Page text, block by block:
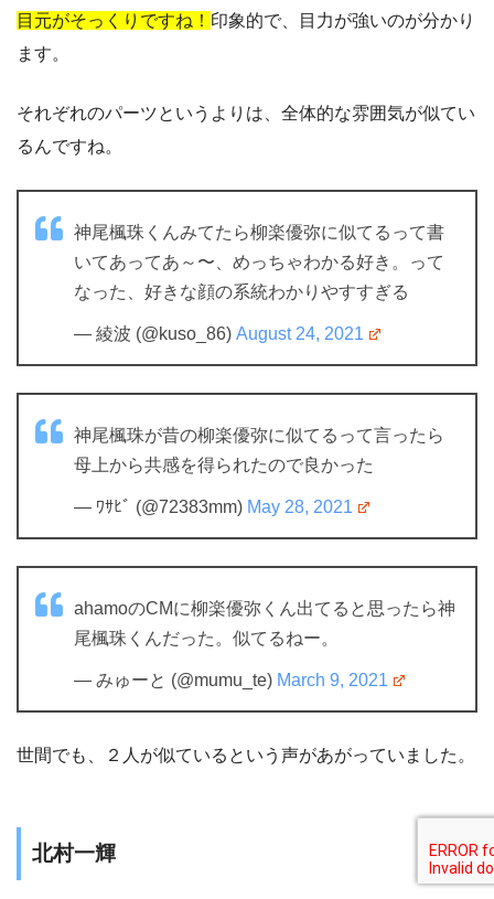
目元がそっくりですね！ 印象的で、目力が強いのが分かり
ます。
それぞれのパーツというよりは、全体的な雰囲気が似てい
るんですね。
神尾楓珠くんみてたら柳楽優弥に似てるって書
いてあってあ～〜、めっちゃわかる好き。って
なった、好きな顔の系統わかりやすすぎる
— 綾波 (@kuso_86) August 24, 2021
神尾楓珠が昔の柳楽優弥に似てるって言ったら
母上から共感を得られたので良かった
— ﾜｻﾋﾞ (@72383mm) May 28, 2021
ahamoのCMに柳楽優弥くん出てると思ったら神
尾楓珠くんだった。似てるねー。
— みゅーと (@mumu_te) March 9, 2021
世間でも、２人が似ているという声があがっていました。
北村一輝